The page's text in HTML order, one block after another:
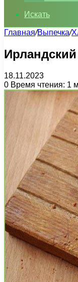
Искать
Главная/Выпечка/
18.11.2023
0 Время чтения: 1